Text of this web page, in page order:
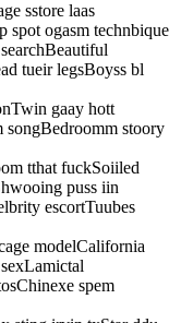
sstore laas
spot ogasm technbique
tueir legsBoyss bl
gaay hott
songBedroomm stoory
tthat fuckSoiiled
puss iin
escortTuubes
modelCalifornia
spem